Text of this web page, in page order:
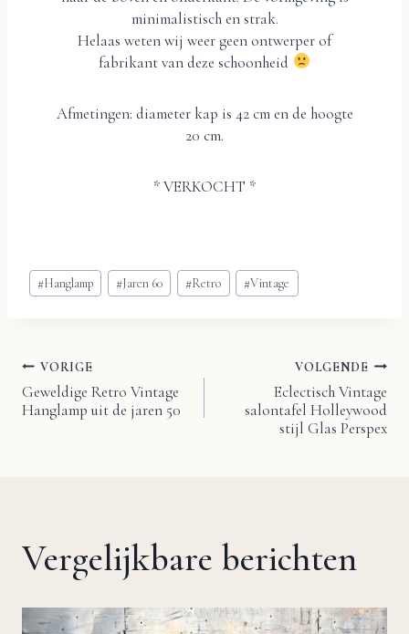
minimalistisch en strak.
Helaas weten wij weer geen ontwerper of
fabrikant van deze schoonheid
Afmetingen: diameter kap is 42 cm en de hoogte
20 cm.
* VERKOCHT *
Bericht
tags:
#Hanglamp #Jaren 60 #Retro #Vintage
Bericht
VORIGE
Geweldige Retro Vintage
Hanglamp uit de jaren 50
VOLGENDE
Eclectisch Vintage
salontafel Holleywood
stijl Glas Perspex
Vergelijkbare berichten